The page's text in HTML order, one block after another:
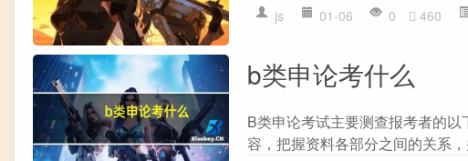
js 01-06 0 460
b类申论考什么
B类申论考试主要测查报考者的
容，把握资料各部分之间的关系